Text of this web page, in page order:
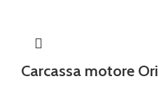
Carcassa motore